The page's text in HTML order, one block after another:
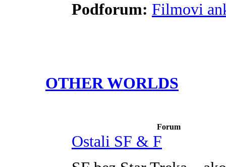
Podforum: Filmovi
OTHER WORLDS
Forum
Ostali SF & F